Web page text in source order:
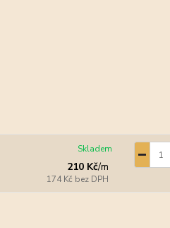
210 Kč/m
174 Kč bez DPH
Skladem